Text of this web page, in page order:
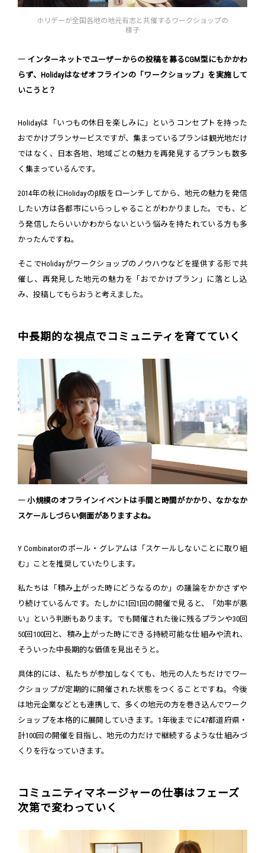
ホリデーが全国各地の地元有志と共催するワークショップの
様子
― インターネットでユーザーからの投稿を募るCGM型にもかかわ
らず、Holidayはなぜオフラインの「ワークショップ」を実施して
いこうと？
Holidayは「いつもの休日を楽しみに」というコンセプトを持った
おでかけプランサービスですが、集まっているプランは観光地だけ
ではなく、日本各地、地域ごとの魅力を再発見するプランも数多
く集まっているんです。
2014年の秋にHolidayのβ版をローンチしてから、地元の魅力を発信
したい方は各都市にいらっしゃることがわかりました。でも、ど
う発信したらいいかわからないという悩みを持たれている方も多
かったんですね。
そこでHolidayがワークショップのノウハウなどを提供する形で共
催し、再発見した地元の魅力を「おでかけプラン」に落とし込
み、投稿してもらおうと考えました。
中長期的な視点でコミュニティを育てていく
― 小規模のオフラインイベントは手間と時間がかかり、なかなか
スケールしづらい側面がありますよね。
Y Combinatorのポール・グレアムは「スケールしないことに取り組
む」ことを推奨していたりします。
私たちは「積み上がった時にどうなるのか」の議論をかかさずや
り続けているんです。たしかに1回1回の開催で見ると、「効率が悪
い」という判断もあります。でも開催された後に残るプランや30回
50回100回と、積み上がった時にできる持続可能な仕組みや流れ、
そういった中長期的な価値を見出そうと。
具体的には、私たちが参加しなくても、地元の人たちだけでワー
クショップが定期的に開催された状態をつくることですね。今後
は地元企業などとも連携して、多くの地元の方を巻き込んでワーク
ショップを本格的に展開していきます。1年後までに47都道府県・
計100回の開催を目指し、地元の力だけで継続するような仕組みづ
くりを行なっていきます。
コミュニティマネージャーの仕事はフェーズ
次第で変わっていく